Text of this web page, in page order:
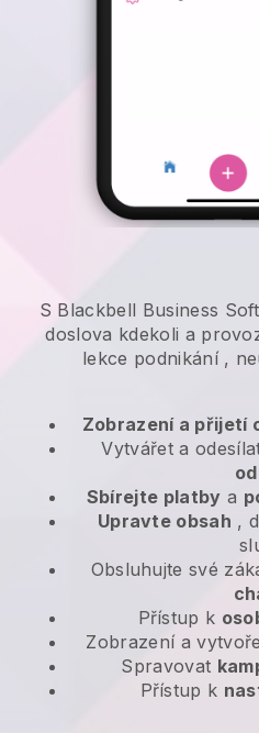
S Blackbell Business
doslova kdekoli a
lekce podnikání,
Zobrazení a přijetí
Vytvářet a
Sbírejte platby a
Upravte obsah ,
Obsluhujte své
Přístup k
Zobrazení a
Spravovat
Přístup k